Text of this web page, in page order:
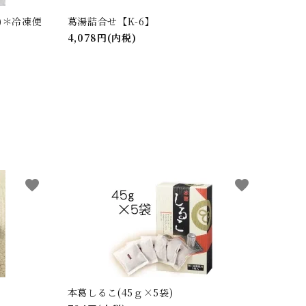
冷凍便
葛湯詰合せ【K-6】
4,078円(内税)
favorite
本葛しるこ(45ｇ×5袋)
favorite